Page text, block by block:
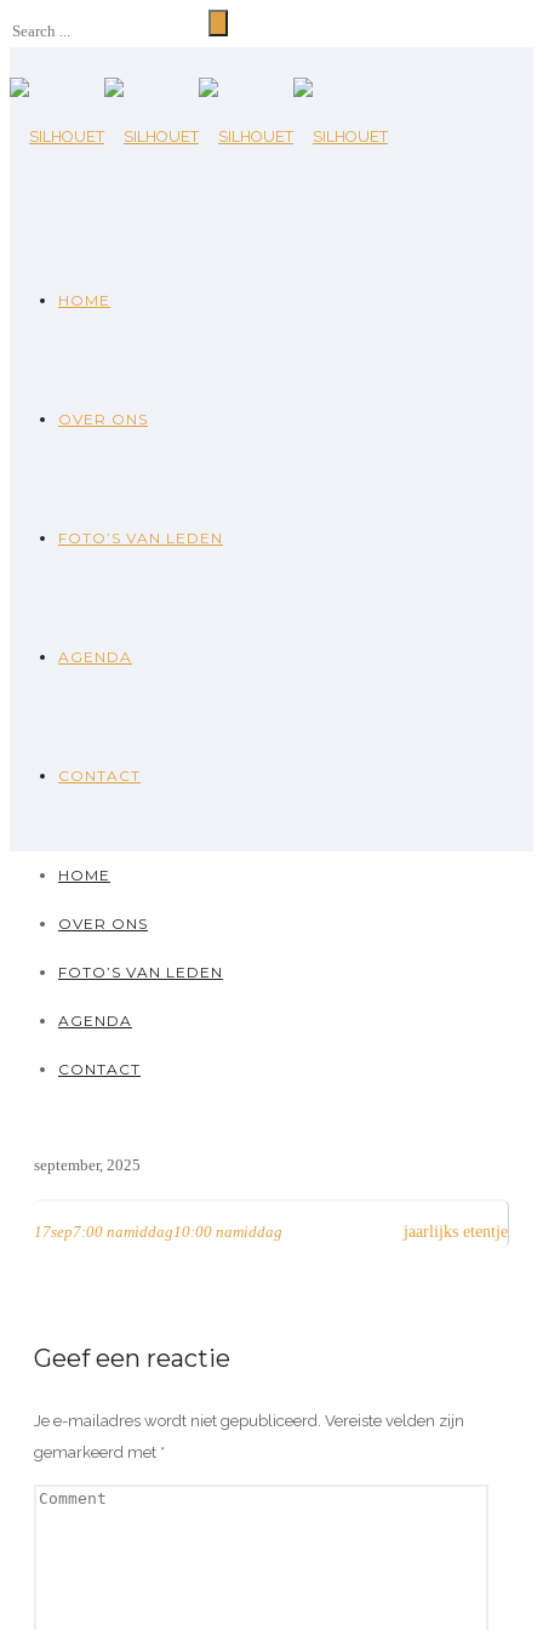
HOME
OVER ONS
FOTO’S VAN LEDEN
AGENDA
CONTACT
HOME
OVER ONS
FOTO’S VAN LEDEN
AGENDA
CONTACT
september, 2025
17sep7:00 namiddag10:00 namiddag jaarlijks etentje
Geef een reactie
Je e-mailadres wordt niet gepubliceerd. Vereiste velden zijn
gemarkeerd met *